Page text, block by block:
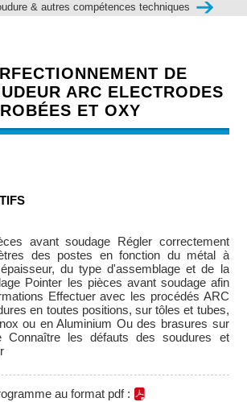
& autres compétences techniques
DE
ARC ELECTRODES
ET OXY
avant soudage Régler correctement
des postes en fonction du métal à
du type d'assemblage et de la
Pointer les pièces avant soudage afin
Effectuer avec les procédés ARC
en toutes positions, sur tôles et tubes,
ou en Aluminium Ou des brasures sur
Connaître les défauts des soudures et
au format pdf :